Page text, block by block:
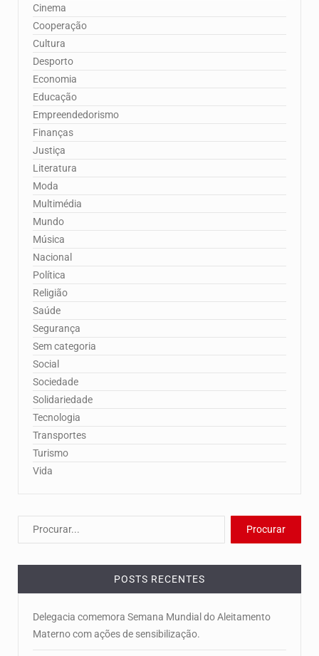
Cinema
Cooperação
Cultura
Desporto
Economia
Educação
Empreendedorismo
Finanças
Justiça
Literatura
Moda
Multimédia
Mundo
Música
Nacional
Política
Religião
Saúde
Segurança
Sem categoria
Social
Sociedade
Solidariedade
Tecnologia
Transportes
Turismo
Vida
POSTS RECENTES
Delegacia comemora Semana Mundial do Aleitamento
Materno com ações de sensibilização.